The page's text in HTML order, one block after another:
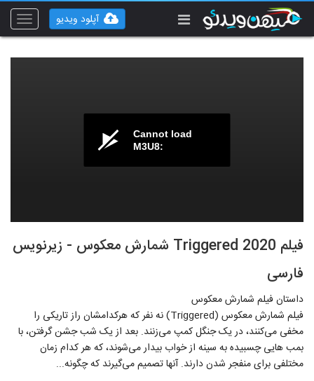
Toggle
آپلود ویدیو
Cannot load
M3U8:
فیلم Triggered 2020 شمارش معکوس - زیرنویس
فارسی
داستان فیلم شمارش معکوس
فیلم شمارش معکوس (Triggered) نه نفر که هرکدامشان راز تاریکی را
مخفی می‌کنند، در یک جنگل کمپ می‌زنند. بعد از یک شب جشن گرفتن، با
بمب هایی چسبیده به سینه از خواب بیدار می‌شوند، که هر کدام زمان
مختلفی برای منفجر شدن دارند. آنها تصمیم می‌گیرند که چگونه...